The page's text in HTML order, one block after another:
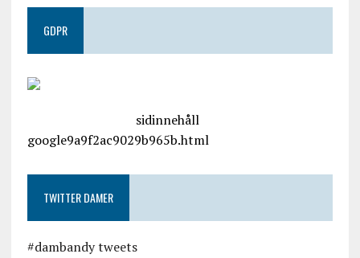
GDPR
sidinnehåll
google9a9f2ac9029b965b.html
TWITTER DAMER
#dambandy tweets